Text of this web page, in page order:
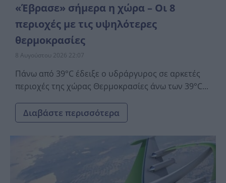
«Έβρασε» σήμερα η χώρα – Οι 8
περιοχές με τις υψηλότερες
θερμοκρασίες
8 Αυγούστου 2026 22:07
Πάνω από 39°C έδειξε ο υδράργυρος σε αρκετές
περιοχές της χώρας Θερμοκρασίες άνω των 39°C...
Διαβάστε περισσότερα